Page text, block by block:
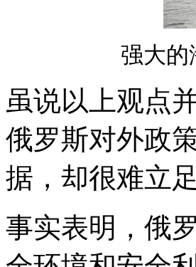
强大的
虽说以上观点
俄罗斯对外政
据，却很难立足
事实表明，俄